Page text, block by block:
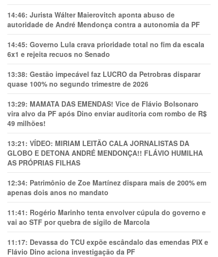
14:46: Jurista Wálter Maierovitch aponta abuso de
autoridade de André Mendonça contra a autonomia da PF
14:45: Governo Lula crava prioridade total no fim da escala
6x1 e rejeita recuos no Senado
13:38: Gestão impecável faz LUCRO da Petrobras disparar
quase 100% no segundo trimestre de 2026
13:29: MAMATA DAS EMENDAS! Vice de Flávio Bolsonaro
vira alvo da PF após Dino enviar auditoria com rombo de R$
49 milhões!
13:21: VÍDEO: MIRIAM LEITÃO CALA JORNALISTAS DA
GLOBO E DETONA ANDRÉ MENDONÇA!! FLÁVIO HUMILHA
AS PRÓPRIAS FILHAS
12:34: Patrimônio de Zoe Martínez dispara mais de 200% em
apenas dois anos no mandato
11:41: Rogério Marinho tenta envolver cúpula do governo e
vai ao STF por quebra de sigilo de Marcola
11:17: Devassa do TCU expõe escândalo das emendas PIX e
Flávio Dino aciona investigação da PF